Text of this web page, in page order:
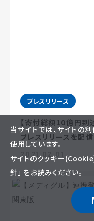
プレスリリース
【寄付総額10億円到
プレスリリースを配信
2021.02.01
当サイトでは、サイトの
使用しています。
サイトのクッキー
針」 をお読みください。